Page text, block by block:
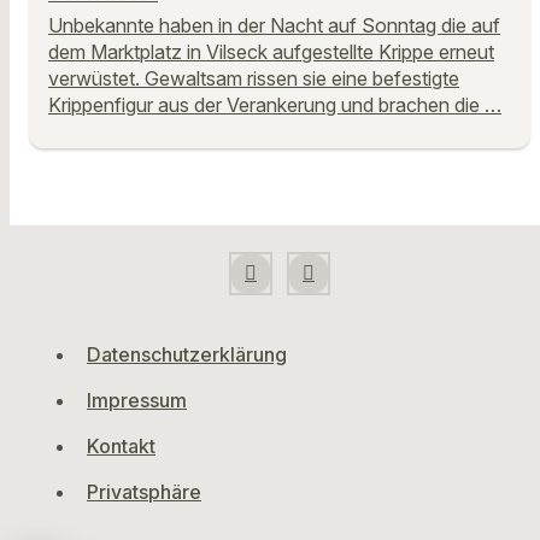
Unbekannte haben in der Nacht auf Sonntag die auf
dem Marktplatz in Vilseck aufgestellte Krippe erneut
verwüstet. Gewaltsam rissen sie eine befestigte
Krippenfigur aus der Verankerung und brachen die …
Datenschutzerklärung
Impressum
Kontakt
Privatsphäre